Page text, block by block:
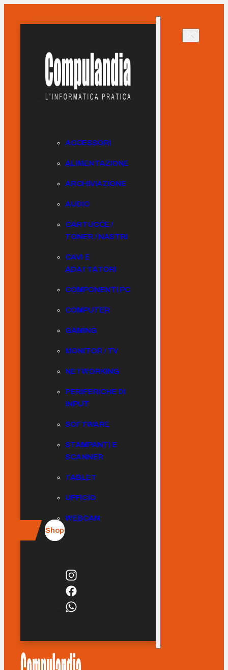
ACCESSORI
ALIMENTAZIONE
ARCHIVIAZIONE
AUDIO
CARTUCCE /
TONER / NASTRI
CAVI E
ADATTATORI
COMPONENTI PC
COMPUTER
GAMING
MONITOR / TV
NETWORKING
PERIFERICHE DI
INPUT
SOFTWARE
STAMPANTI E
SCANNER
TABLET
UFFICIO
WEBCAM
Shop